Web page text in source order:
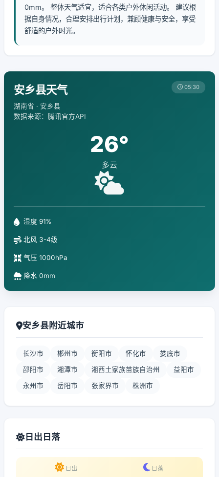
0mm。 整体天气适宜，适合各类户外休闲活动。 建议根
据自身情况，合理安排出行计划，兼顾健康与安全，享受
舒适的户外时光。
安乡县天气
湖南省 · 安乡县
数据来源：腾讯官方API
05:30
26°
多云
湿度 91%
北风 3-4级
气压 1000hPa
降水 0mm
安乡县附近城市
长沙市 郴州市 衡阳市 怀化市 娄底市
邵阳市 湘潭市 湘西土家族苗族自治州 益阳市
永州市 岳阳市 张家界市 株洲市
日出日落
日出 日落